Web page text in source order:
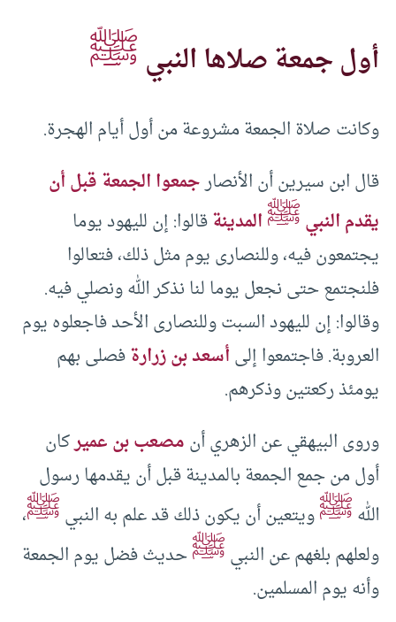
أول جمعة صلاها النبي ﷺ
وكانت صلاة الجمعة مشروعة من أول أيام الهجرة.
قال ابن سيرين أن الأنصارجمعوا الجمعة قبل أن
يقدم النبيﷺالمدينةقالوا: إن لليهود يوما
يجتمعون فيه، وللنصارى يوم مثل ذلك، فتعالوا
فلنجتمع حتى نجعل يوما لنا نذكر الله ونصلي فيه.
وقالوا: إن لليهود السبت وللنصارى الأحد فاجعلوه يوم
العروبة. فاجتمعوا إلىأسعد بن زرارةفصلى بهم
يومئذ ركعتين وذكرهم.
وروى البيهقي عن الزهري أنمصعب بن عميركان
أول من جمع الجمعة بالمدينة قبل أن يقدمها رسول
اللهﷺويتعين أن يكون ذلك قد علم به النبيﷺ،
ولعلهم بلغهم عن النبيﷺحديث فضل يوم الجمعة
وأنه يوم المسلمين.